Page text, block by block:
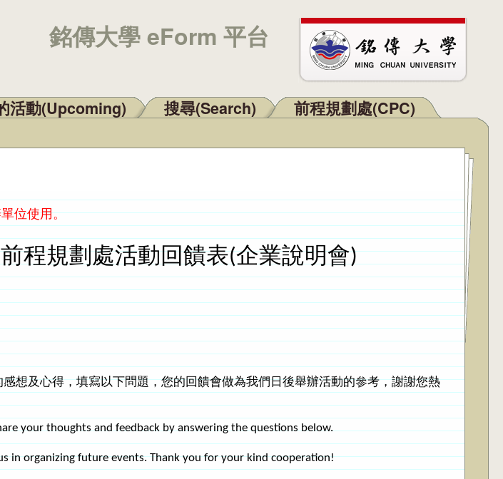
銘傳大學 eForm 平台
活動(Upcoming) 搜尋(Search) 前程規劃處(CPC)
位使用。
程規劃處活動回饋表(企業說明會)
想及心得，填寫以下問題，您的回饋會做為我們日後舉辦活動的參考，謝謝您熱
your thoughts and feedback by answering the questions below.
in organizing future events. Thank you for your kind cooperation!